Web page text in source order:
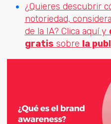
¿Quieres descubrir
notoriedad,
de la IA? Clica aquí y
gratis sobre la